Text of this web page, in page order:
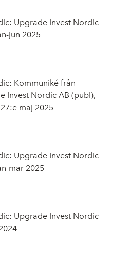
Upgrade Invest Nordic
jun 2025
Kommuniké från
Invest Nordic AB (publ),
maj 2025
Upgrade Invest Nordic
mar 2025
Upgrade Invest Nordic